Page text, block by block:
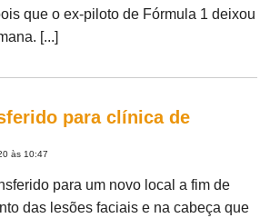
que o ex-piloto de Fórmula 1 deixou
[...]
para clínica de
às 10:47
para um novo local a fim de
das lesões faciais e na cabeça que